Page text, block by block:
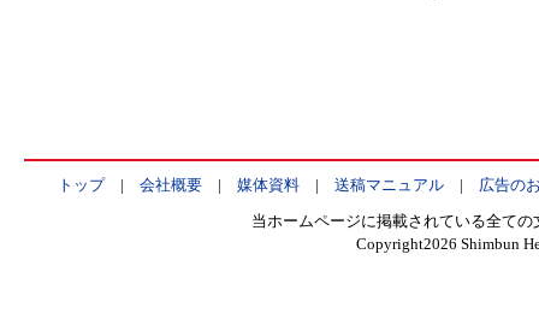
トップ| 会社概要| 媒体資料| 送稿マニュアル| 広告の
当ホームページに掲載されている全て
Copyright2026 Shimbun